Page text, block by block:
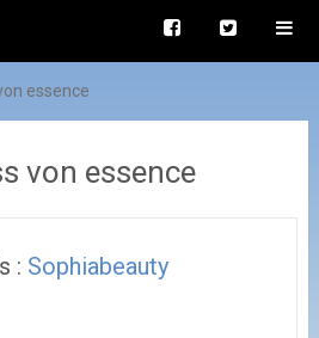
essence
von essence
: Sophiabeauty